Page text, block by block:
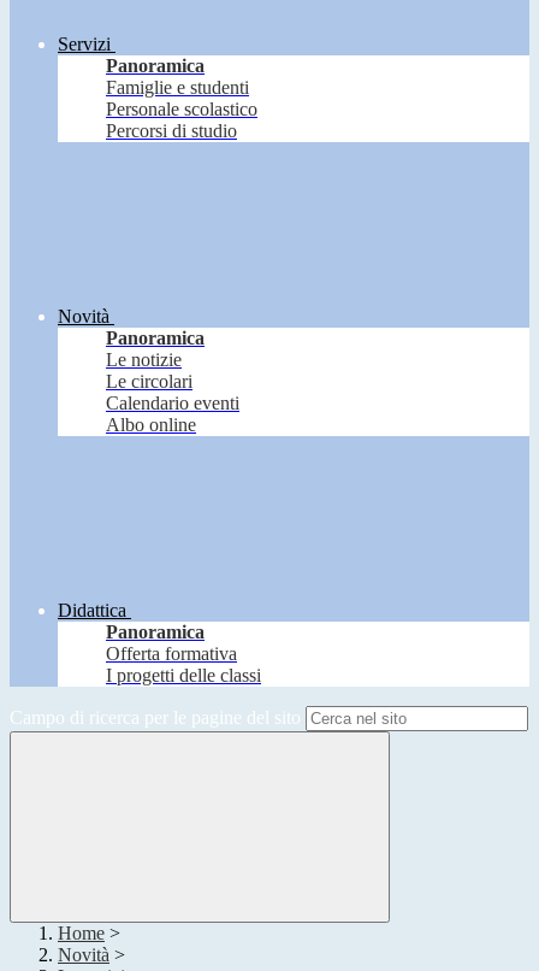
Servizi
Panoramica
Famiglie e studenti
Personale scolastico
Percorsi di studio
Novità
Panoramica
Le notizie
Le circolari
Calendario eventi
Albo online
Didattica
Panoramica
Offerta formativa
I progetti delle classi
Campo di ricerca per le pagine del sito
Home >
Novità >